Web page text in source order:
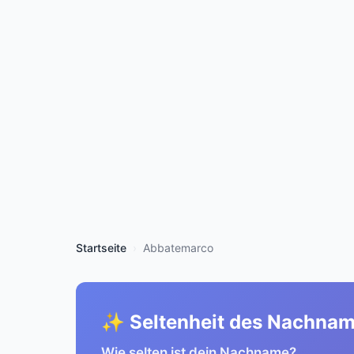
Startseite Abbatemarco
✨ Seltenheit des